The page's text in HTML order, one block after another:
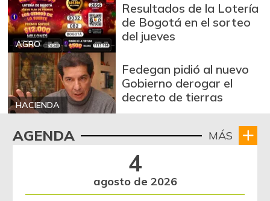
AGRO
Resultados de la Lotería
de Bogotá en el sorteo
del jueves
HACIENDA
Fedegan pidió al nuevo
Gobierno derogar el
decreto de tierras
AGENDA MÁS
4
agosto de 2026